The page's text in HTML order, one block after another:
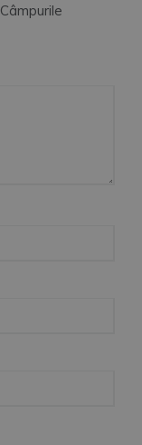
Câmpurile